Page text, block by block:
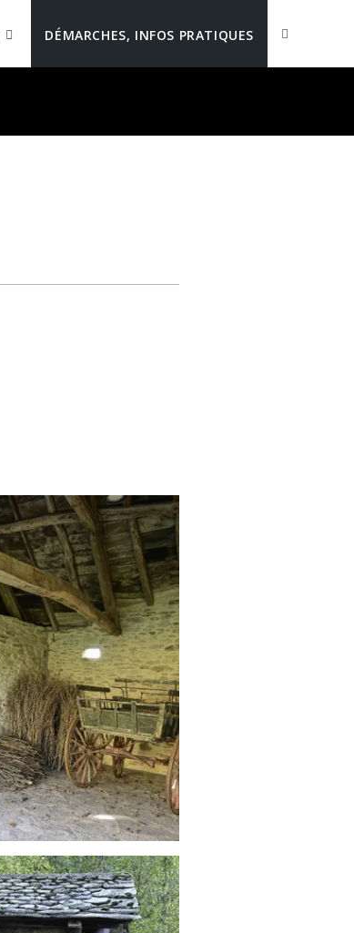
DÉMARCHES, INFOS PRATIQUES